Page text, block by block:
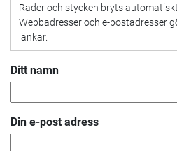
Rader och stycken bryts
Webbadresser och e-postadresser
länkar.
Ditt namn
Din e-post adress